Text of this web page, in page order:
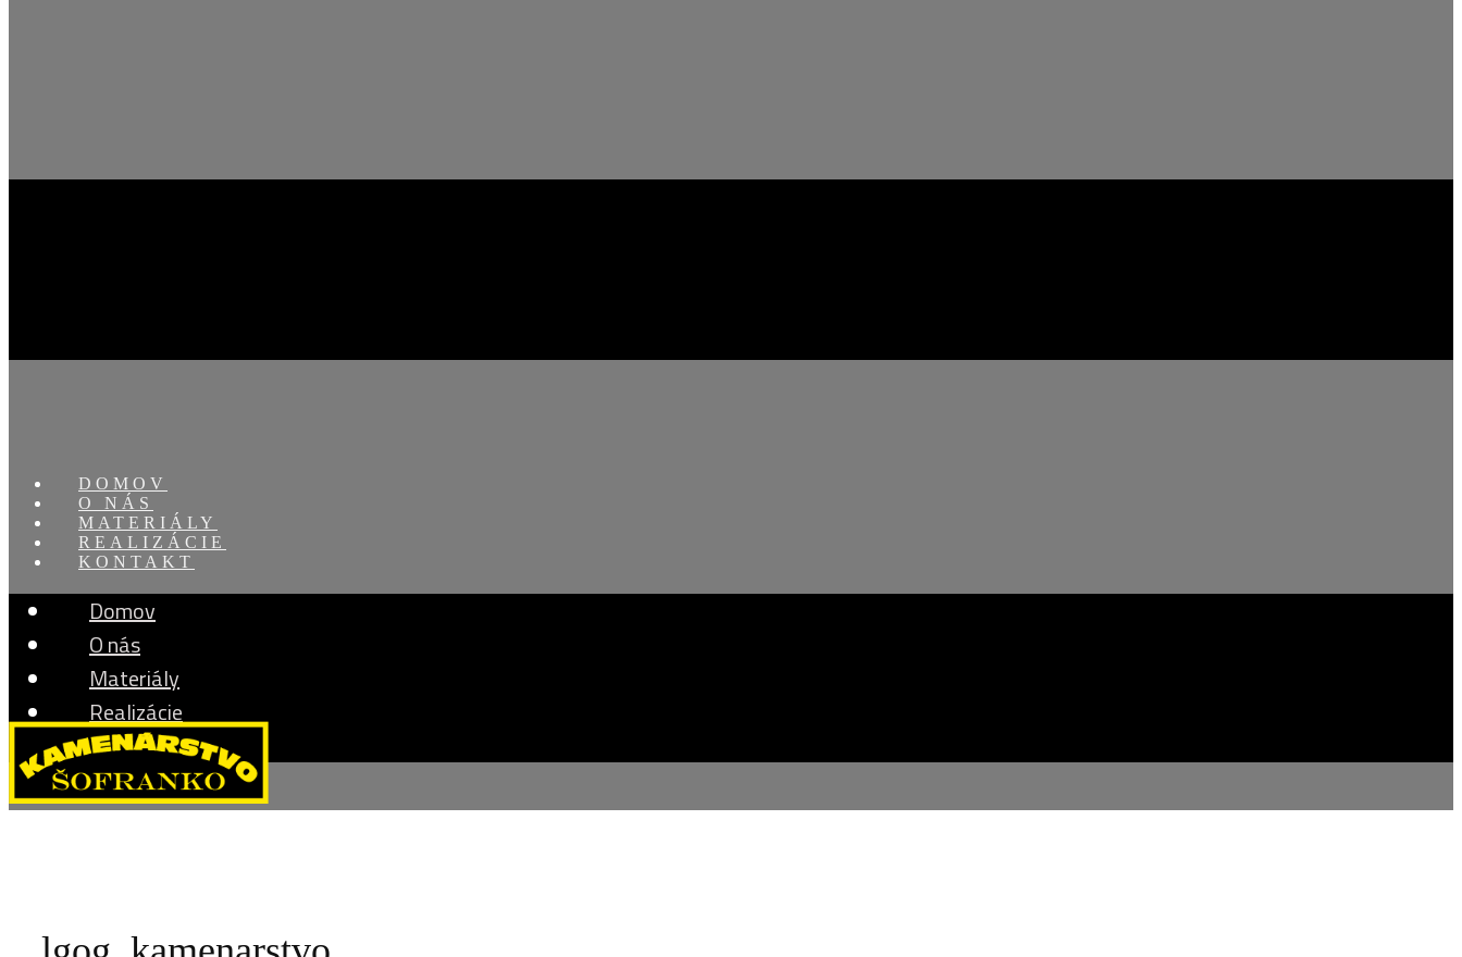
DOMOV
O NÁS
MATERIÁLY
REALIZÁCIE
KONTAKT
Domov
O nás
Materiály
Realizácie
Kontakt